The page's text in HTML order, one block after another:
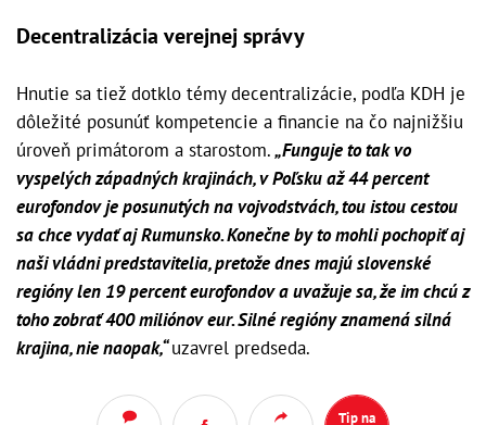
Decentralizácia verejnej správy
Hnutie sa tiež dotklo témy decentralizácie, podľa KDH je
dôležité posunúť kompetencie a financie na čo najnižšiu
úroveň primátorom a starostom.„Funguje to tak vo
vyspelých západných krajinách, v Poľsku až 44 percent
eurofondov je posunutých na vojvodstvách, tou istou cestou
sa chce vydať aj Rumunsko. Konečne by to mohli pochopiť aj
naši vládni predstavitelia, pretože dnes majú slovenské
regióny len 19 percent eurofondov a uvažuje sa, že im chcú z
toho zobrať 400 miliónov eur. Silné regióny znamená silná
krajina, nie naopak,“uzavrel predseda.
Tip na